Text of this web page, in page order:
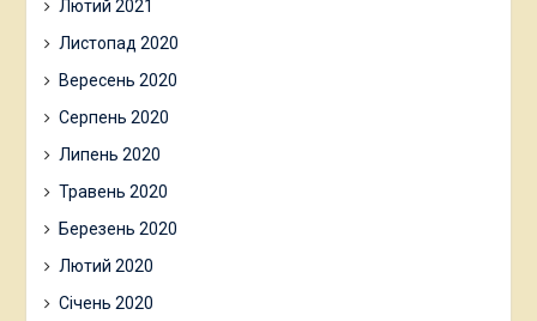
Лютий 2021
Листопад 2020
Вересень 2020
Серпень 2020
Липень 2020
Травень 2020
Березень 2020
Лютий 2020
Січень 2020